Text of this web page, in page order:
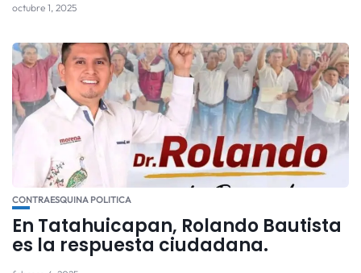
octubre 1, 2025
CONTRAESQUINA POLITICA
En Tatahuicapan, Rolando Bautista
es la respuesta ciudadana.